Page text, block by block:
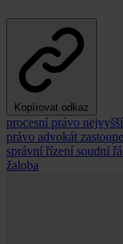
Kopírovat odkaz
procesní právo
právo advokát
správní řízení soudní
žaloba